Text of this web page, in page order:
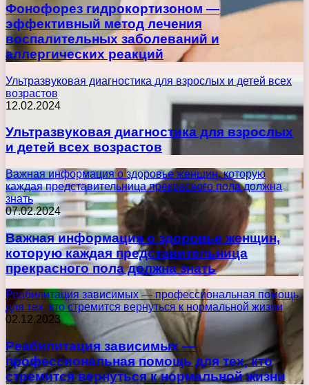
Фонофорез гидрокортизоном —
эффективный метод лечения
воспалительных заболеваний и
аллергических реакций
Ультразвуковая диагностика для взрослых и детей всех
возрастов
12.02.2024
Ультразвуковая диагностика для взрослых
и детей всех возрастов
Важная информация о здоровье женщин, которую
каждая представительница прекрасного пола должна
знать
07.02.2024
Важная информация о здоровье женщин,
которую каждая представительница
прекрасного пола должна знать
Реабилитация зависимых — профессиональная помощь
для тех, кто стремится вернуться к нормальной жизни
02.12.2023
Реабилитация зависимых —
профессиональная помощь для тех, кто
стремится вернуться к нормальной жизни